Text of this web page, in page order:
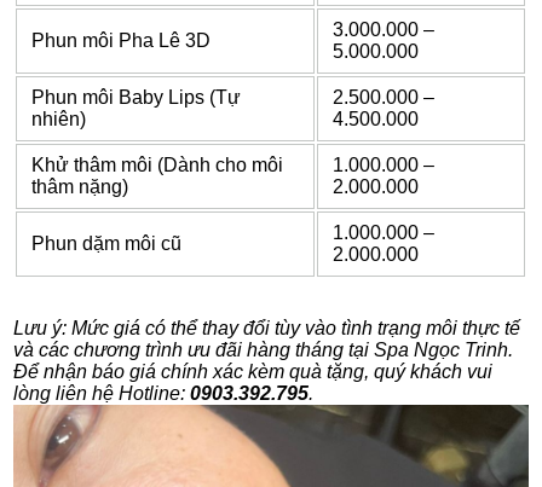
Phun môi Pha Lê 3D
3.000.000 –
5.000.000
Phun môi Baby Lips (Tự
nhiên)
2.500.000 –
4.500.000
Khử thâm môi (Dành cho môi
thâm nặng)
1.000.000 –
2.000.000
Phun dặm môi cũ
1.000.000 –
2.000.000
Lưu ý: Mức giá có thể thay đổi tùy vào tình trạng môi thực tế
và các chương trình ưu đãi hàng tháng tại Spa Ngọc Trinh.
Để nhận báo giá chính xác kèm quà tặng, quý khách vui
lòng liên hệ Hotline:0903.392.795.